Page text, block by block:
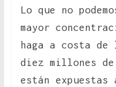
Lo que no
mayor
haga a costa
diez millones
están expuestas